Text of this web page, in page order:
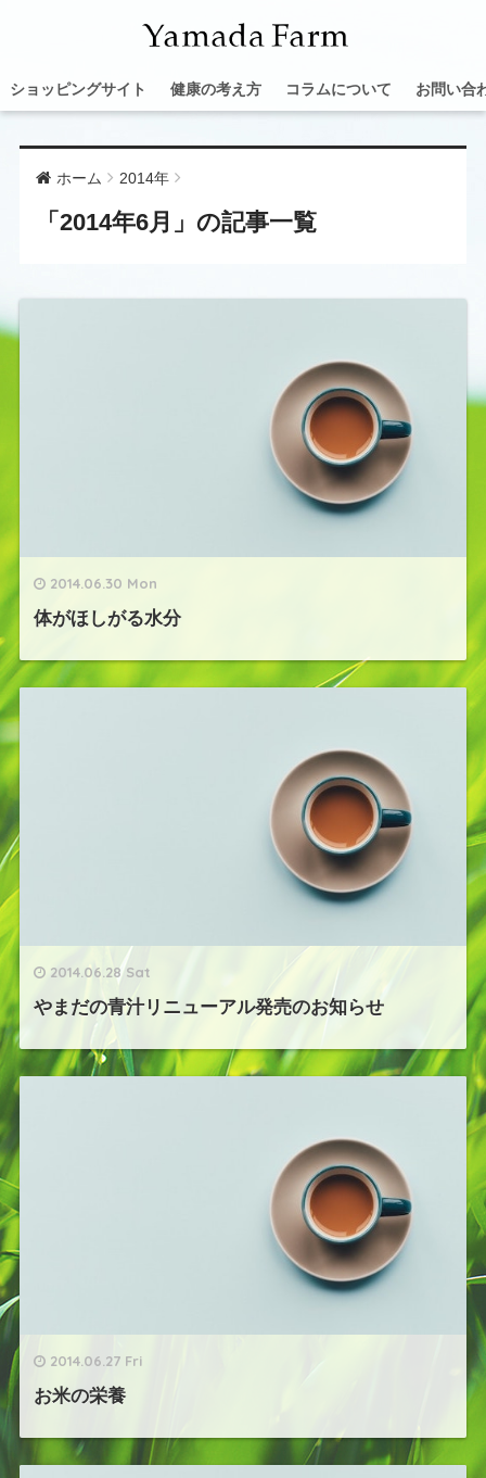
ショッピングサイト 健康の考え方 コラムについて お問い合
ホーム 2014年
「2014年6月」の記事一覧
2014.06.30 Mon
体がほしがる水分
2014.06.28 Sat
やまだの青汁リニューアル発売のお知らせ
2014.06.27 Fri
お米の栄養